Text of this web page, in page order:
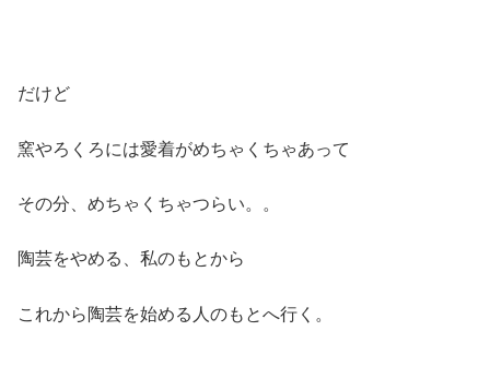
だけど
窯やろくろには愛着がめちゃくちゃあって
その分、めちゃくちゃつらい。。
陶芸をやめる、私のもとから
これから陶芸を始める人のもとへ行く。